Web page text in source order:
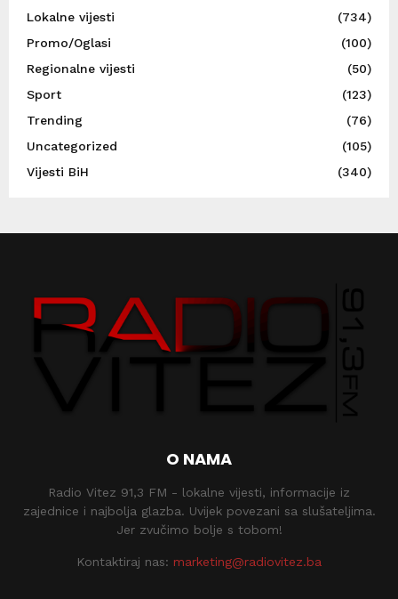
Lokalne vijesti
(734)
Promo/Oglasi
(100)
Regionalne vijesti
(50)
Sport
(123)
Trending
(76)
Uncategorized
(105)
Vijesti BiH
(340)
O NAMA
Radio Vitez 91,3 FM - lokalne vijesti, informacije iz
zajednice i najbolja glazba. Uvijek povezani sa slušateljima.
Jer zvučimo bolje s tobom!
Kontaktiraj nas: marketing@radiovitez.ba